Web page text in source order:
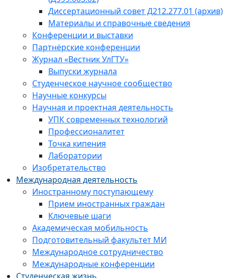
Диссертационный совет Д212.277.01 (архив)
Материалы и справочные сведения
Конференции и выставки
Партнёрские конференции
Журнал «Вестник УлГТУ»
Выпуски журнала
Студенческое научное сообщество
Научные конкурсы
Научная и проектная деятельность
УПК современных технологий
Профессионалитет
Точка кипения
Лаборатории
Изобретательство
Международная деятельность
Иностранному поступающему
Прием иностранных граждан
Ключевые шаги
Академическая мобильность
Подготовительный факультет МИ
Международное сотрудничество
Международные конференции